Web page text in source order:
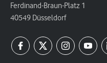
Ferdinand-Braun-Platz 1
40549 Düsseldorf